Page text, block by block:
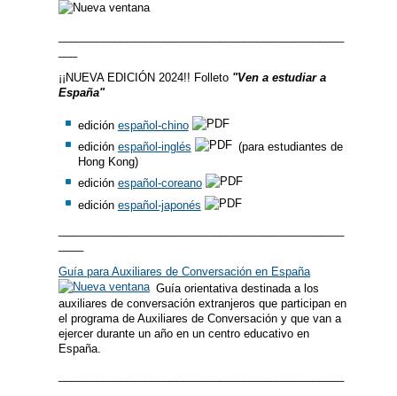
¡¡NUEVA EDICIÓN 2024!! Folleto "Ven a estudiar a
España"
edición español-chino
edición español-inglés
(para estudiantes de
Hong Kong)
edición español-coreano
edición español-japonés
Guía para Auxiliares de Conversación en España
Guía orientativa destinada a los
auxiliares de conversación extranjeros que participan en
el programa de Auxiliares de Conversación y que van a
ejercer durante un año en un centro educativo en
España.